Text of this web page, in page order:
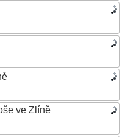
ve Zlíně